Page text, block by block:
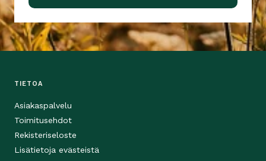
TIETOA
Asiakaspalvelu
Toimitusehdot
Rekisteriseloste
Lisätietoja evästeistä